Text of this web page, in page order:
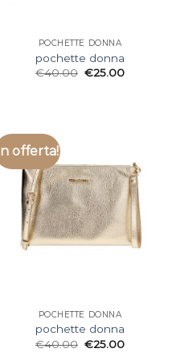
POCHETTE DONNA
pochette donna
€40.00 €25.00
offerta!
POCHETTE DONNA
pochette donna
€40.00 €25.00